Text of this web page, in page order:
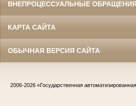
ВНЕПРОЦЕССУАЛЬНЫЕ ОБРАЩЕНИЯ
КАРТА САЙТА
ОБЫЧНАЯ ВЕРСИЯ САЙТА
2006-2026 «Государственная